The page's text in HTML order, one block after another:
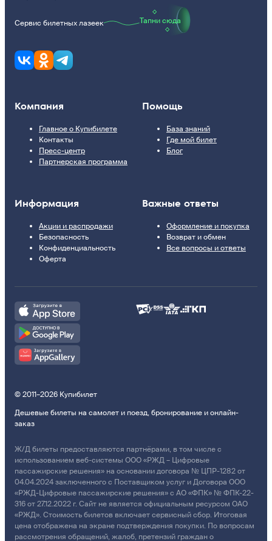
Сервис билетных лазеек Тапни сюда
Компания
Главное о Купибилете
Контакты
Пресс-центр
Партнерская программа
Помощь
База знаний
Где мой билет
Блог
Информация
Акции и распродажи
Безопасность
Конфиденциальность
Оферта
Важные ответы
Оформление и покупка
Возврат и обмен
Все вопросы и ответы
© 2011–2026 Купибилет
Дешевые билеты на самолет и поезд, бронирование и онлайн-
заказ
Ж/Д билеты предоставляются партнёрами, в том числе с
использованием веб-системы ООО «РЖД – Цифровые
пассажирские решения» на основании договора № ЦПР-1282 от
04.04.2024 заключенного с Поставщиком услуг и Договора ООО
«РЖД-Цифровые пассажирские решения» с АО «ФПК» № ФПК-22-
316 от 27.12.2022 г. Сайт не является официальным ресурсом ОАО
«РЖД». Стоимость билетов включает сервисный сбор. Итоговая
цена отображена на экране подтверждения покупки. По вопросам
рассмотрения обращений, жалоб, претензий граждан о